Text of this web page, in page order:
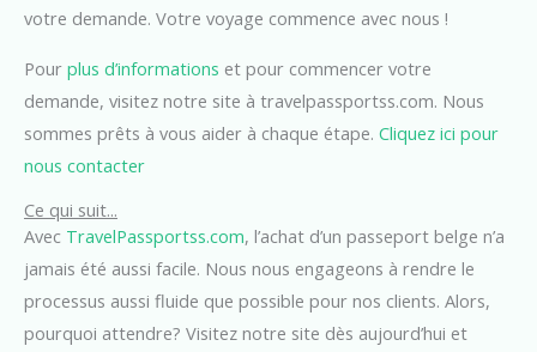
votre demande. Votre voyage commence avec nous !
Pour plus d’informations et pour commencer votre
demande, visitez notre site à travelpassportss.com. Nous
sommes prêts à vous aider à chaque étape. Cliquez ici pour
nous contacter
Ce qui suit...
Avec TravelPassportss.com, l’achat d’un passeport belge n’a
jamais été aussi facile. Nous nous engageons à rendre le
processus aussi fluide que possible pour nos clients. Alors,
pourquoi attendre? Visitez notre site dès aujourd’hui et